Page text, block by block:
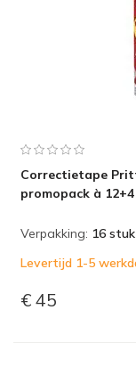
Correctietape
promopack à
Verpakking: 16 stuk
Levertijd 1-5
€ 45